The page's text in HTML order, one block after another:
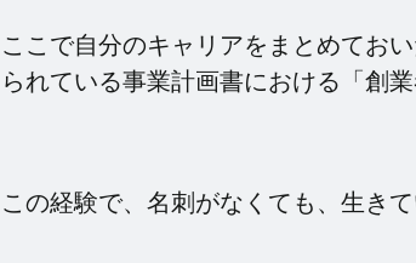
ここで自分のキャリアをまとめてお
られている事業計画書における「創
この経験で、名刺がなくても、生き